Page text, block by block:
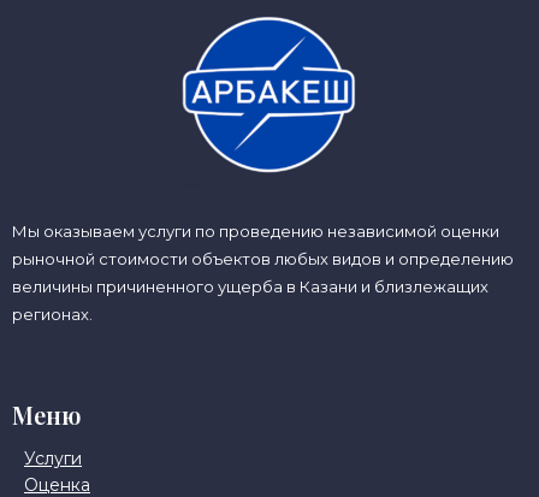
Мы оказываем услуги по проведению независимой оценки
рыночной стоимости объектов любых видов и определению
величины причиненного ущерба в Казани и близлежащих
регионах.
Меню
Услуги
Оценка